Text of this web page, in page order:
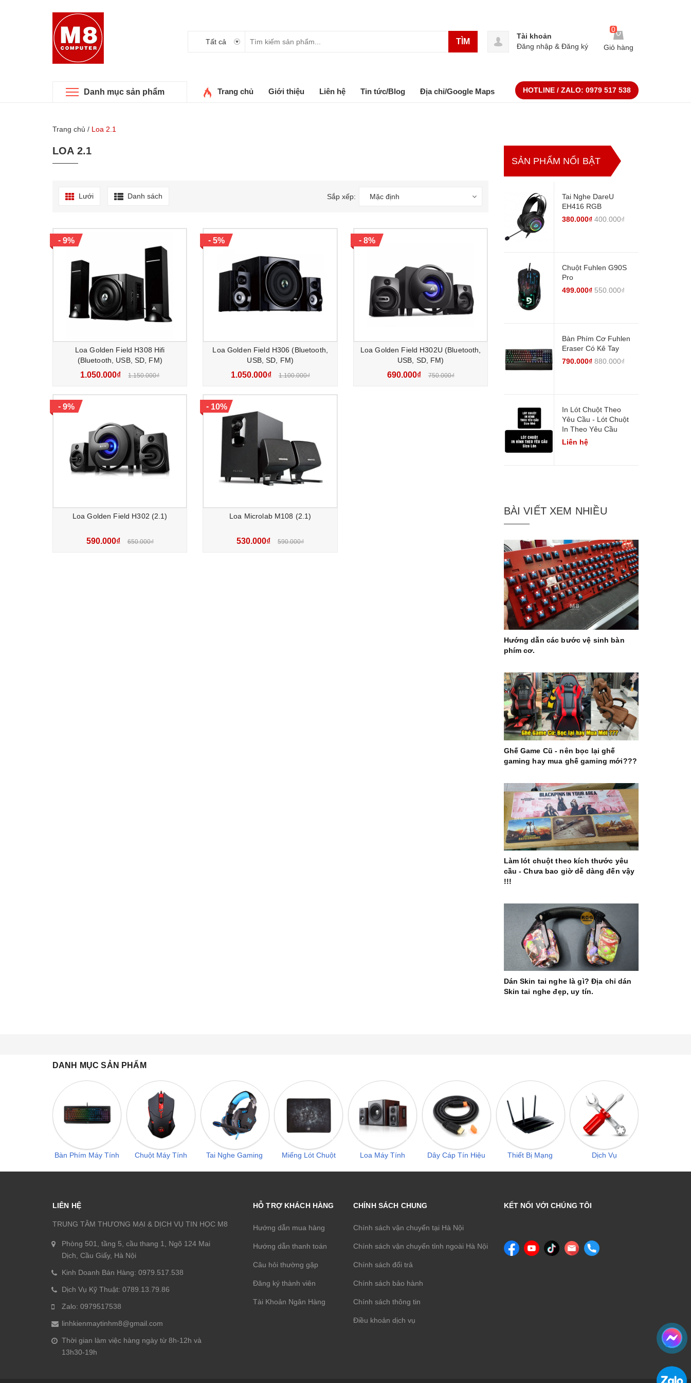
Tất cả TÌM
0
Giỏ hàng
Tài khoản
Đăng nhập & Đăng ký
Danh mục sản phẩm Trang chủ Giới thiệu Liên hệ Tin tức/Blog Địa chỉ/Google Maps HOTLINE / ZALO: 0979 517 538
Trang chủ / Loa 2.1
SẢN PHẨM NỔI BẬT
Tai Nghe DareU
EH416 RGB
380.000₫ 400.000₫
Chuột Fuhlen G90S
Pro
499.000₫ 550.000₫
Bàn Phím Cơ Fuhlen
Eraser Có Kê Tay
790.000₫ 880.000₫
In Lót Chuột Theo
Yêu Cầu - Lót Chuột
In Theo Yêu Cầu
Liên hệ
BÀI VIẾT XEM NHIỀU
Hướng dẫn các bước vệ sinh bàn
phím cơ.
Ghế Game Cũ - nên bọc lại ghế
gaming hay mua ghế gaming mới???
Làm lót chuột theo kích thước yêu
cầu - Chưa bao giờ dễ dàng đến vậy
!!!
Dán Skin tai nghe là gì? Địa chỉ dán
Skin tai nghe đẹp, uy tín.
LOA 2.1
Lưới Danh sách Sắp xếp: Mặc định
- 9%
Loa Golden Field H308 Hifi
(Bluetooth, USB, SD, FM)
1.050.000₫ 1.150.000₫
- 5%
Loa Golden Field H306 (Bluetooth,
USB, SD, FM)
1.050.000₫ 1.100.000₫
-8%
Loa Golden Field H302U (Bluetooth,
USB, SD, FM)
690.000₫ 750.000₫
- 9%
Loa Golden Field H302 (2.1)
590.000₫ 650.000₫
-10%
Loa Microlab M108 (2.1)
530.000₫ 590.000₫
DANH MỤC SẢN PHẨM
Bàn Phím Máy Tính Chuột Máy Tính Tai Nghe Gaming Miếng Lót Chuột Loa Máy Tính Dây Cáp Tín Hiệu Thiết Bị Mạng Dịch Vụ
LIÊN HỆ
TRUNG TÂM THƯƠNG MẠI & DỊCH VỤ TIN HỌC M8
Phòng 501, tầng 5, cầu thang 1, Ngõ 124 Mai
Dịch, Cầu Giấy, Hà Nội
Kinh Doanh Bán Hàng: 0979.517.538
Dịch Vụ Kỹ Thuật: 0789.13.79.86
Zalo: 0979517538
linhkienmaytinhm8@gmail.com
Thời gian làm việc hàng ngày từ 8h-12h và
13h30-19h
HỖ TRỢ KHÁCH HÀNG
Hướng dẫn mua hàng
Hướng dẫn thanh toán
Câu hỏi thường gặp
Đăng ký thành viên
Tài Khoản Ngân Hàng
CHÍNH SÁCH CHUNG
Chính sách vận chuyển tại Hà Nội
Chính sách vận chuyển tỉnh ngoài Hà Nội
Chính sách đổi trả
Chính sách bảo hành
Chính sách thông tin
Điều khoản dịch vụ
KẾT NỐI VỚI CHÚNG TÔI